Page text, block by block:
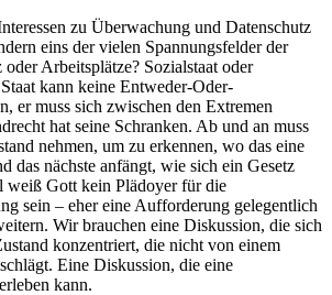
zu Überwachung und Datenschutz
eins der vielen Spannungsfelder der
Arbeitsplätze? Sozialstaat oder
kann keine Entweder-Oder-
er muss sich zwischen den Extremen
hat seine Schranken. Ab und an muss
nehmen, um zu erkennen, wo das eine
das nächste anfängt, wie sich ein Gesetz
weiß Gott kein Plädoyer für die
sein – eher eine Aufforderung gelegentlich
Wir brauchen eine Diskussion, die sich
konzentriert, die nicht von einem
Eine Diskussion, die eine
kann.